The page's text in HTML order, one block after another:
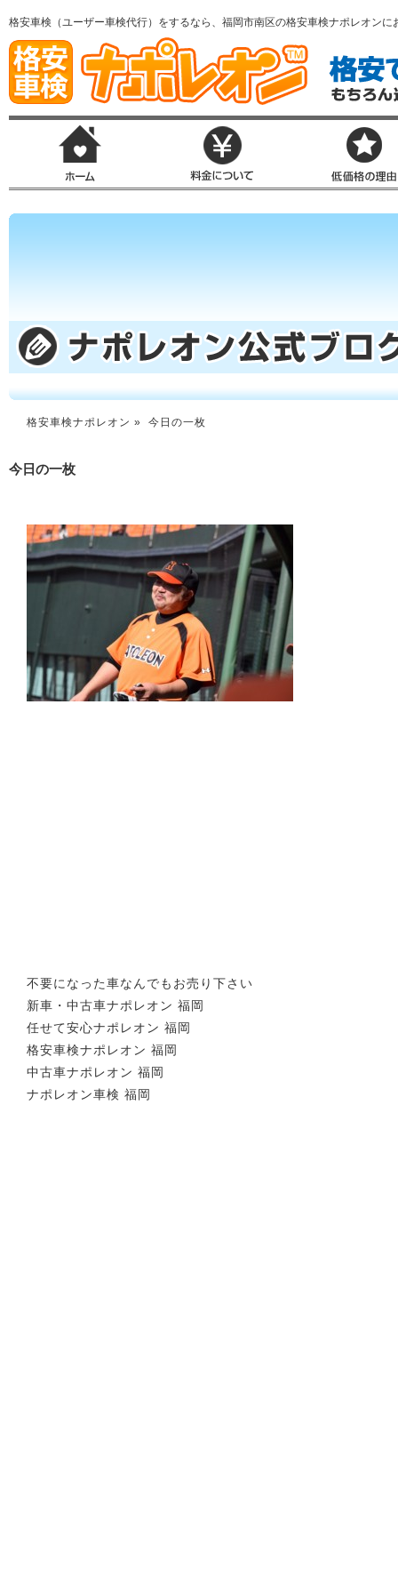
格安車検（ユーザー車検代行）をするなら、福岡市南区の格安車検ナポレオンに
格安車検ナポレオン » 今日の一枚
今日の一枚
不要になった車なんでもお売り下さい
新車・中古車ナポレオン 福岡
任せて安心ナポレオン 福岡
格安車検ナポレオン 福岡
中古車ナポレオン 福岡
ナポレオン車検 福岡